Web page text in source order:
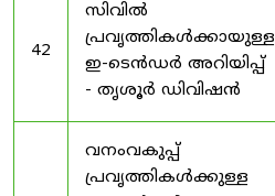
42
സിവിൽ
പ്രവൃത്തികൾക്കായുള്ള
ഇ-ടെൻഡർ അറിയിപ്പ്
- തൃശൂർ ഡിവിഷൻ
വനംവകുപ്പ്
പ്രവൃത്തികൾക്കുള്ള